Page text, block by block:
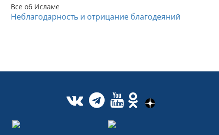
Все об Исламе
Неблагодарность и отрицание благодеяний